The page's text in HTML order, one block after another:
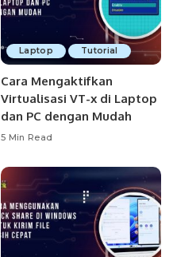
Laptop Tutorial
Cara Mengaktifkan
Virtualisasi VT-x di Laptop
dan PC dengan Mudah
5 Min Read